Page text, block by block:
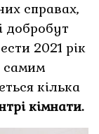
справах,
добробут
2021 рік
самим
кілька
кімнати.